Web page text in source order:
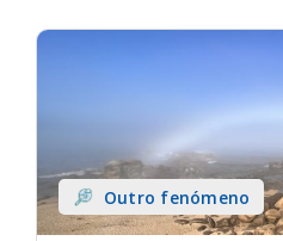
Outro fenómeno